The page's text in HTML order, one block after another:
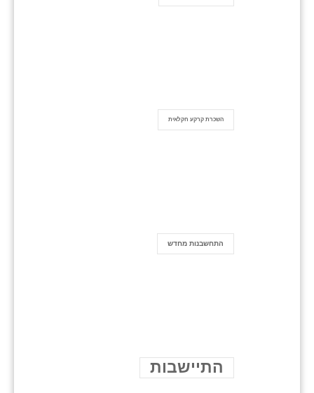
השכרת קרקע חקלאית
התחשבנות מחדש
התיישבות